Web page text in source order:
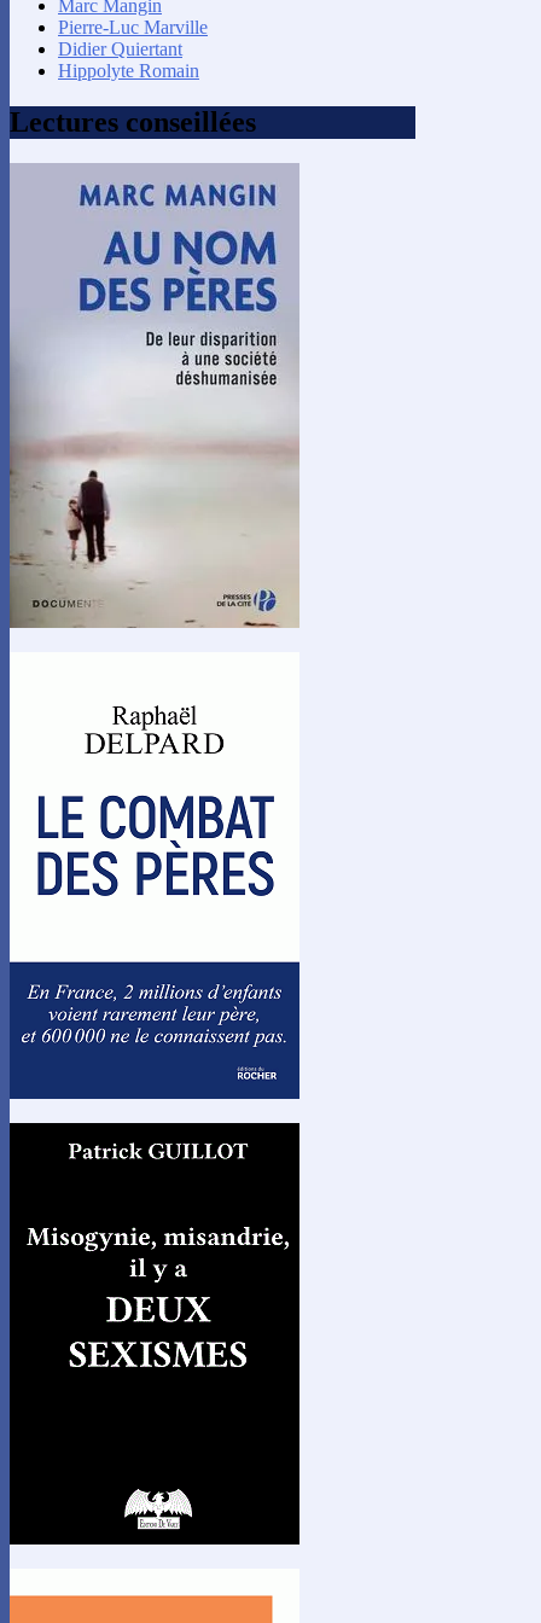
Marc Mangin
Pierre-Luc Marville
Didier Quiertant
Hippolyte Romain
Lectures conseillées